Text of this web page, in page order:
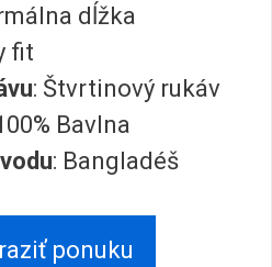
dĺžka
fit
: Štvrtinový rukáv
Bavlna
: Bangladéš
ponuku